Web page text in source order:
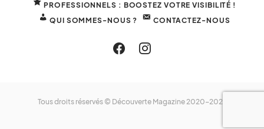
PROFESSIONNELS : BOOSTEZ VOTRE VISIBILITÉ !
QUI SOMMES-NOUS ?
CONTACTEZ-NOUS
Tous droits réservés © Découverte Magazine 2020-2025